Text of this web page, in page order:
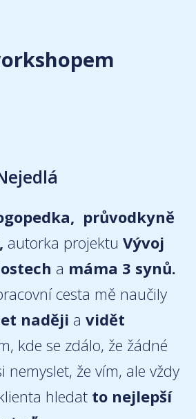
průvodkyně
autorka projektu Vývoj
a máma 3 synů.
cesta mě naučily
nadějia vidět
kde se zdálo, že žádné
nemyslet, že vím, ale vždy
hledat to nejlepší